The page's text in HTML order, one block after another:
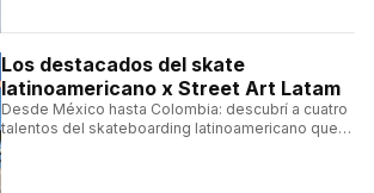
Los destacados del skate
latinoamericano x Street Art Latam
Desde México hasta Colombia: descubrí a cuatro
talentos del skateboarding latinoamericano que